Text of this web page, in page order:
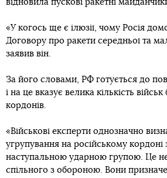
відновила пускові ракетні
«У когось ще є ілюзії, чому Росія
Договору про ракети середньої та
заявив він.
За його словами, РФ готується до
і на це вказує велика кількість військ
кордонів.
«Військові експерти однозначно
угрупування на російському кордоні
наступальною ударною групою. Це
спільного з обороною. Вони